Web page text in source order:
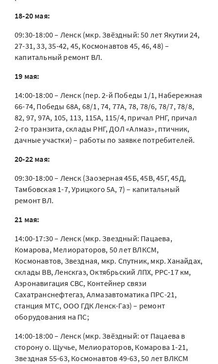
18-20 мая:
09:30-18:00 – Ленск (мкр. Звёздный: 50 лет Якутии 24,
27-31, 33, 35-42, 45, Космонавтов 45, 46, 48) –
капитальный ремонт ВЛ.
19 мая:
14:00-18:00 – Ленск (пер. 2-й Победы 1/1, Набережная
66-74, Победы 68А, 68/1, 74, 77А, 78, 78/6, 78/7, 78/8,
82, 97, 97А, 105, 113, 115А, 115/4, причал РНГ, причал
2-го транзита, склады РНГ, ДОЛ «Алмаз», птичник,
дачные участки) – работы по заявке потребителей.
20-22 мая:
09:30-18:00 – Ленск (Заозерная 45Б, 45В, 45Г, 45Д,
Тамбовская 1-7, Урицкого 5А, 7) – капитальный
ремонт ВЛ.
21 мая:
14:00-17:30 – Ленск (мкр. Звездный: Пацаева,
Комарова, Мелиораторов, 50 лет ВЛКСМ,
Космонавтов, Звездная, мкр. Спутник, мкр. Ханайдах,
склады ВВ, Ленскгаз, Октябрьский ЛПХ, РРС-17 км,
Аэронавигация СВС, Контейнер связи
Сахатранснефтегаз, Алмазавтоматика ПРС-21,
станция МТС, ООО ГДК Ленск-Газ) – ремонт
оборудования на ПС;
14:00-18:00 – Ленск (мкр. Звёздный: от Пацаева в
сторону о. Щучье, Мелиораторов, Комарова 1-21,
Звездная 55-63, Космонавтов 49-63, 50 лет ВЛКСМ